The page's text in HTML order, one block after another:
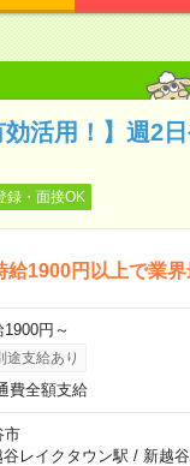
効活用！】週2
録・面接OK
1900円以上で業
円～
途支給あり
費全額支給
市
谷レイクタウン駅 / 新越